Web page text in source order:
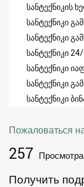
სანტექნიკის
სანტექნიკი
სანტექნიკი
სანტექნიკი
სანტექნიკი
სანტექნიკი
სანტექნიკი
Пожаловаться
257
Получить